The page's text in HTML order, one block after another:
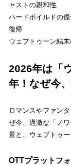
ャストの親和性
ハードボイルドの
復帰
ウェブトゥーン結
2026年は「
年！なぜ今
ロマンスやファン
ぜ今、過激な「ノ
景と、ウェブトゥ
OTTプラットフ